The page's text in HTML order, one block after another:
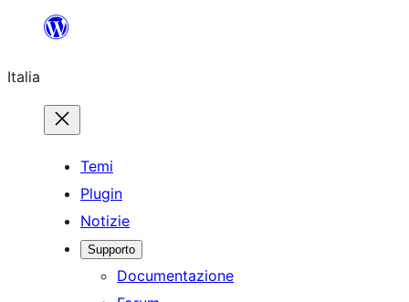
contenuto
Italia
Temi
Plugin
Notizie
Supporto
Documentazione